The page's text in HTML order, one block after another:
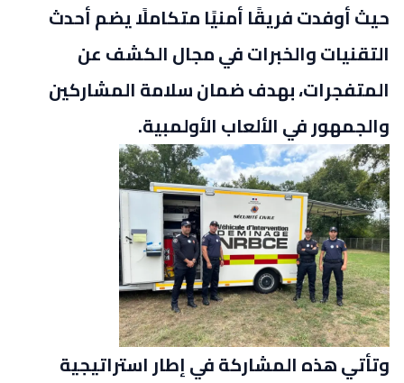
حيث أوفدت فريقًا أمنيًا متكاملًا يضم أحدث
التقنيات والخبرات في مجال الكشف عن
المتفجرات، بهدف ضمان سلامة المشاركين
والجمهور في الألعاب الأولمبية.
وتأتي هذه المشاركة في إطار استراتيجية